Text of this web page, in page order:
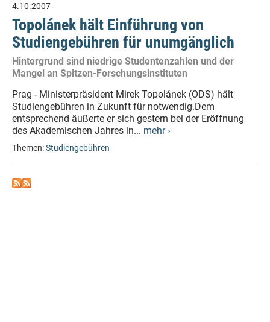
4.10.2007
Topolánek hält Einführung von
Studiengebühren für unumgänglich
Hintergrund sind niedrige Studentenzahlen und der
Mangel an Spitzen-Forschungsinstituten
Prag - Ministerpräsident Mirek Topolánek (ODS) hält
Studiengebühren in Zukunft für notwendig.Dem
entsprechend äußerte er sich gestern bei der Eröffnung
des Akademischen Jahres in... mehr ›
Themen:Studiengebühren